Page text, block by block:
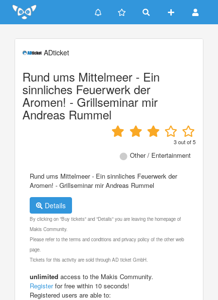
Update cookies preferences
ADticket
Rund ums Mittelmeer - Ein
sinnliches Feuerwerk der
Aromen! - Grillseminar mir
Andreas Rummel
3out of5
Other / Entertainment
Rund ums Mittelmeer - Ein sinnliches Feuerwerk der
Aromen! - Grillseminar mir Andreas Rummel
Details
By clicking on "Buy tickets" and "Details" you are leaving the homepage of
Makis Community.
Please refer to the terms and conditions and privacy policy of the other web
page.
Tickets for this activity are sold through AD ticket GmbH.
unlimited access to the Makis Community.
Registerfor free within 10 seconds!
Registered users are able to: